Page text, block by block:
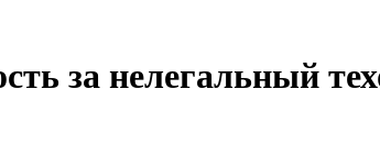
за нелегальный